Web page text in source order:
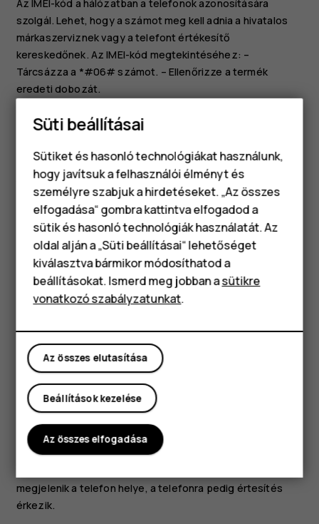
Okostelefonok
Klasszikus telefonok
Tartozékok
Táblagépek
Az IMEI-kód a hálózatban a telefonok azonosítására
szolgál. Lehet, hogy a számot meg kell adnia a hivatalos
márkaszerviznek vagy a telefont értékesítő
kereskedőnek. Az IMEI-kód megtekintéséhez: –
Tárcsázza a *#06# számot. – Ellenőrizze a termék
eredeti dobozát.
Ha az IMEI-szám megtalálható a telefonon, akkor azt
például a SIM-tálcára nyomtatva vagy a levehető fedél
alatt (ha a telefon rendelkezik ilyennel) találja.
A telefon megkeresése és feloldása
Ha elveszíti telefonját, akkor megkeresheti, zárolhatja
vagy törölheti, ha bejelentkezett egy Google-fiókba. A
Készülékkereső alapértelmezés szerint be van kapcsolva
a Google-fiókkal társított telefonokon.
A Készülékkereső használatához az elveszett telefonra
igaznak kell lennie a következőknek:
Bejelentkezett egy Google Fiókba
Csatlakozva mobil adatkapcsolathoz vagy Wi-Fi-hez
Látható a Google Playen
Helymeghatározás bekapcsolva
Készülékkereső be van kapcsolva
megjelenik a telefon helye, a telefonra pedig értesítés
érkezik.
Süti beállításai
Sütiket és hasonló technológiákat használunk,
hogy javítsuk a felhasználói élményt és
személyre szabjuk a hirdetéseket. „Az összes
elfogadása“ gombra kattintva elfogadod a
sütik és hasonló technológiák használatát. Az
oldal alján a „Süti beállításai“ lehetőséget
kiválasztva bármikor módosíthatod a
beállításokat. Ismerd meg jobban asütikre
vonatkozó szabályzatunkat.
Az összes elutasítása
Beállítások kezelése
Az összes elfogadása